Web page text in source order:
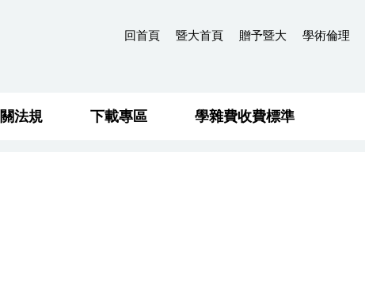
回首頁 暨大首頁 贈予暨大 學術倫理
法規 下載專區 學雜費收費標準